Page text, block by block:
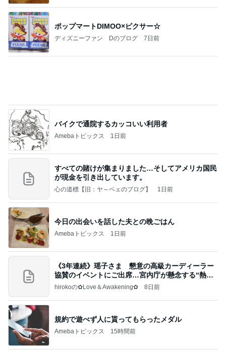
ポップマートDIMOO×ピクサー☆
ディズニーファン Dのブログ 7日前
すべての賭けが集まりました…そしてアメリカ国民
が現金を引き出しています。
心の道標【旧：ヤ～ベェのブログ】
今日の出会いを話した夫との晩ごはん
《3年連続》瑶子さま 懇意の高級カーディーラー
協賛のイベントにご出席…宮内庁が懸念する“熱心
すぎ
hirokoの✿Love＆Awakening✿
規約で遊べず人に貰ってもらったメダル
あいのりクロ 図々しい人って、こういう人？
勝手に考察 2日前